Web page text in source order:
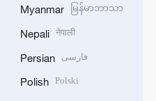
Myanmar မြန်မာဘာသာ
Nepali नेपाली
Persian فارسی
Polish Polski